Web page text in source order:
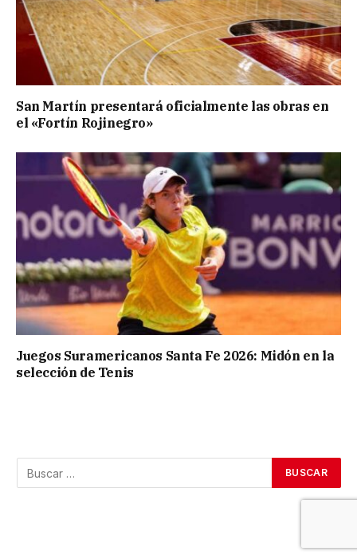
San Martín presentará oficialmente las obras en
el «Fortín Rojinegro»
Juegos Suramericanos Santa Fe 2026: Midón en la
selección de Tenis